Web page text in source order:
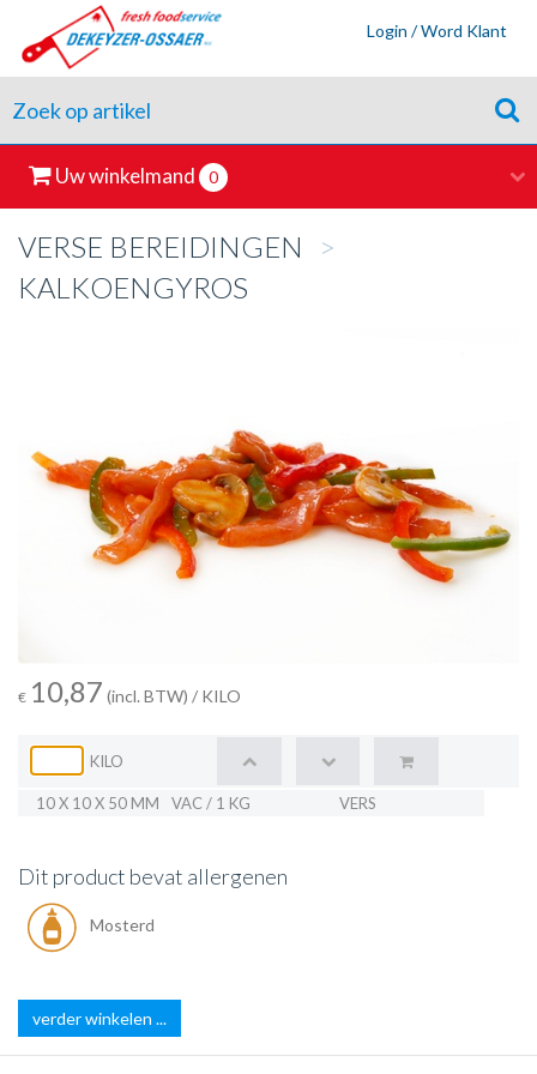
Login / Word Klant
Uw winkelmand 0
VERSE BEREIDINGEN
>
KALKOENGYROS
€ 10,87 (incl. BTW) / KILO
KILO
10 X 10 X 50 MM VAC / 1 KG VERS
Dit product bevat allergenen
Mosterd
verder winkelen ...